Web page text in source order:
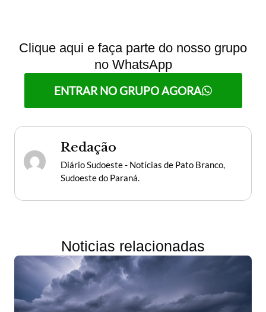
Clique aqui e faça parte do nosso grupo
no WhatsApp
ENTRAR NO GRUPO AGORA
Redação
Diário Sudoeste - Notícias de Pato Branco,
Sudoeste do Paraná.
Noticias relacionadas